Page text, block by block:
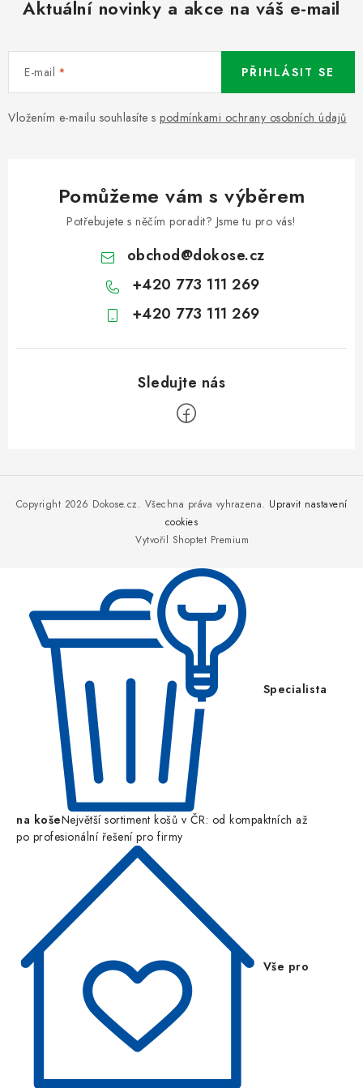
Aktuální novinky a akce na váš e-mail
E-mail
Vložením e-mailu souhlasíte s podmínkami ochrany osobních údajů
PŘIHLÁSIT SE
Pomůžeme vám s výběrem
Potřebujete s něčím poradit? Jsme tu pro vás!
obchod@dokose.cz
+420 773 111 269
+420 773 111 269
Vytvořil Shoptet Premium
Copyright 2026 Dokose.cz. Všechna práva vyhrazena. Upravit nastavení
cookies
Specialista
na košeNejvětší sortiment košů v ČR: od kompaktních až
po profesionální řešení pro firmy
Vše pro